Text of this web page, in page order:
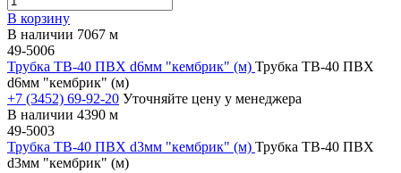
В корзину
В наличии 7067 м
49-5006
Трубка ТВ-40 ПВХ d6мм "кембрик" (м) Трубка ТВ-40 ПВХ
d6мм "кембрик" (м)
+7 (3452) 69-92-20 Уточняйте цену у менеджера
В наличии 4390 м
49-5003
Трубка ТВ-40 ПВХ d3мм "кембрик" (м) Трубка ТВ-40 ПВХ
d3мм "кембрик" (м)